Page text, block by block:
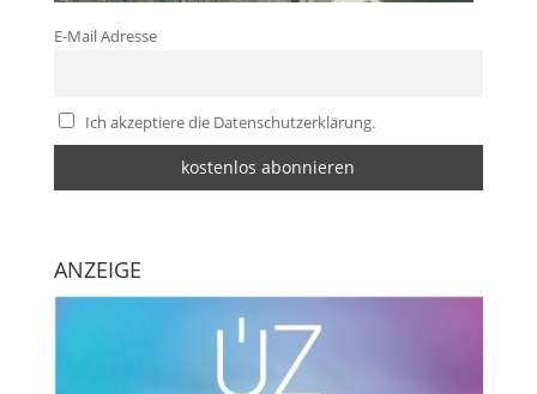
E-Mail Adresse
Ich akzeptiere die Datenschutzerklärung.
ANZEIGE